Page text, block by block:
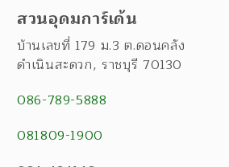
สวนอุดมการ์เด้น
บ้านเลขที่ 179 ม.3 ต.ดอนคลัง
ดำเนินสะดวก,ราชบุรี 70130
086-789-5888
081809-1900